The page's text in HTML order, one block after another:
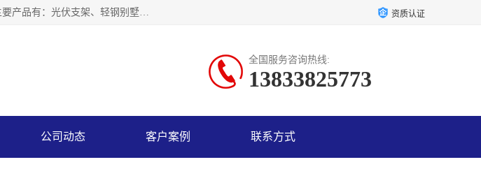
神龙拜耳科技衡水股份有限公司河北一家生产光伏支架，轻钢别墅，阳光板、耐力板的公司，主要产品有：光伏支架、轻钢别墅、阳光板、耐力板、采光板等，公司参与制定了多项标准。 资质认证
全国服务咨询热线:
13833825773
公司动态 客户案例 联系方式